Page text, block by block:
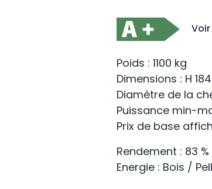
Poids : 1100 kg
Dimensions : H
Diamètre de la
Puissance min-
Prix de base
Rendement : 83 %
Energie : Bois /